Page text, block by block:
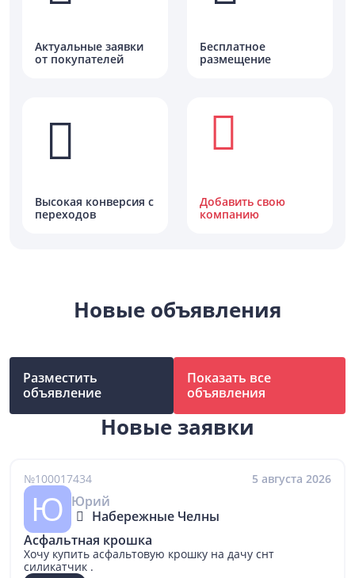
Актуальные заявки
от покупателей
Бесплатное
размещение
Высокая конверсия с
переходов
Добавить свою
компанию
Новые объявления
Разместить
объявление
Показать все
объявления
Новые заявки
Ю Юрий
Набережные Челны
5 августа 2026
№100017434
Асфальтная крошка
Хочу купить асфальтовую крошку на дачу снт
силикатчик .